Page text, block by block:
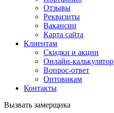
Отзывы
Реквизиты
Вакансии
Карта сайта
Клиентам
Скидки и акции
Онлайн-калькулятор
Вопрос-ответ
Оптовикам
Контакты
Вызвать замерщика